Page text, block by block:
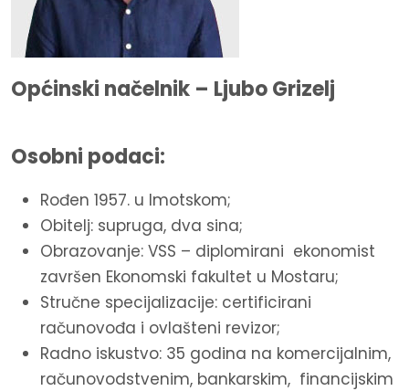
Općinski načelnik – Ljubo Grizelj
Osobni podaci:
Rođen 1957. u Imotskom;
Obitelj: supruga, dva sina;
Obrazovanje: VSS – diplomirani ekonomist
završen Ekonomski fakultet u Mostaru;
Stručne specijalizacije: certificirani
računovođa i ovlašteni revizor;
Radno iskustvo: 35 godina na komercijalnim,
računovodstvenim, bankarskim, financijskim